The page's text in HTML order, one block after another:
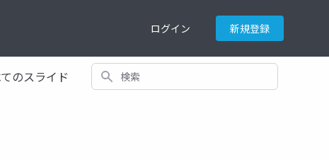
ログイン 新規登録
のスライド 検索